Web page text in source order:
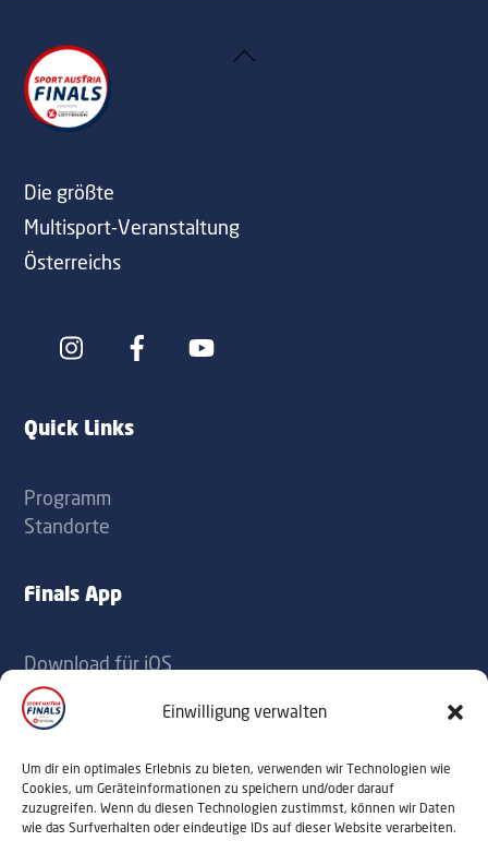
Einwilligung verwalten
Um dir ein optimales Erlebnis zu bieten, verwenden wir Technologien wie
Cookies, um Geräteinformationen zu speichern und/oder darauf
zuzugreifen. Wenn du diesen Technologien zustimmst, können wir Daten
wie das Surfverhalten oder eindeutige IDs auf dieser Website verarbeiten.
Back
Die größte
Multisport-Veranstaltung
Österreichs
Icon
Icon
Quick Links
Programm
Standorte
Finals App
Download für iOS
Download für Android
Kontakt
office@sportaustriafinals.at